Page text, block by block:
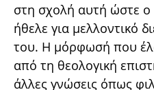
στη σχολή αυτή ώστε ο
ήθελε για μελλοντικό
του. Η μόρφωσή που
από τη θεολογική
άλλες γνώσεις όπως